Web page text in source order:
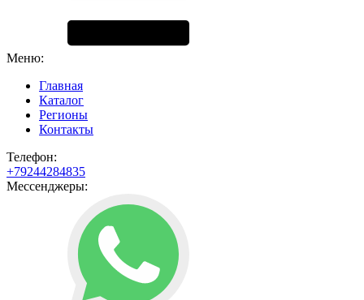
Меню:
Главная
Каталог
Регионы
Контакты
Телефон:
+79244284835
Мессенджеры: